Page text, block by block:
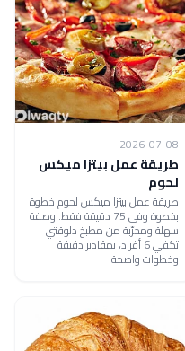
2026-07-08
طريقة عمل بيتزا ميكس
لحوم
طريقة عمل بيتزا ميكس لحوم خطوة
بخطوة وفي 75 دقيقة فقط. وصفة
سهلة ومجرّبة من مطبخ دلوقتي
تكفي 6 أفراد، بمقادير دقيقة
وخطوات واضحة.